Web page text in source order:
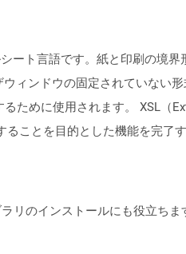
ート言語です。紙と印刷の境界
ィンドウの固定されていない
ために使用されます。 XSL（
ことを目的とした機能を完了
リのインストールにも役立ちま